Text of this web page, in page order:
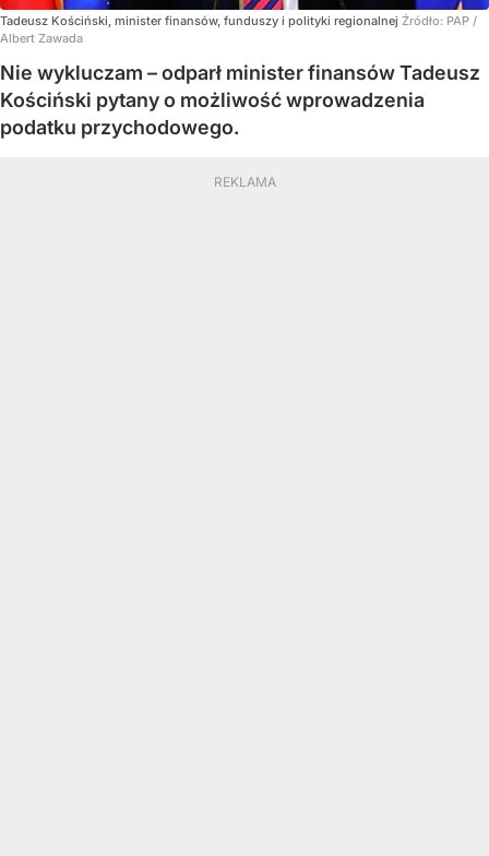
Tadeusz Kościński, minister finansów, funduszy i polityki regionalnej Źródło: PAP /
Albert Zawada
Nie wykluczam – odparł minister finansów Tadeusz
Kościński pytany o możliwość wprowadzenia
podatku przychodowego.